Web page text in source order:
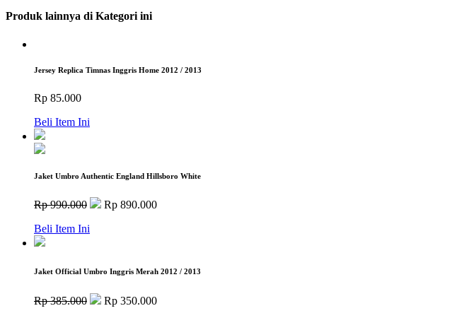
Produk lainnya di Kategori ini
Jersey Replica Timnas Inggris Home 2012 / 2013
Rp 85.000
Beli Item Ini
Jaket Umbro Authentic England Hillsboro White
Rp 990.000
Rp 890.000
Beli Item Ini
Jaket Official Umbro Inggris Merah 2012 / 2013
Rp 385.000
Rp 350.000